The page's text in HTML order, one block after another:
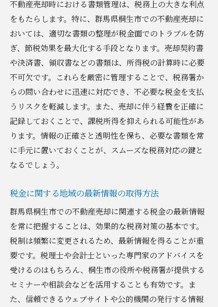
不動産売却時における書類管理は、税務上の大きな利点
をもたらします。特に、群馬県桐生市での不動産売却に
おいては、適切な書類の整理が税金面でのトラブルを防
ぎ、節税効果を最大化する手段となります。売却契約書
や決済書、領収書などの書類は、所得税の計算時に必要
不可欠です。これらを厳密に管理することで、税務署か
らの問い合わせに迅速に対応でき、不必要な税金を支払
うリスクを軽減します。また、売却に伴う経費を正確に
記録しておくことで、課税所得を抑えられる可能性があ
ります。情報の正確さと透明性を保ち、必要な書類を常
に手元に置いておくことが、スムーズな税務対応の鍵と
なるでしょう。
税金に関する地域の最新情報の取得方法
群馬県桐生市での不動産売却に関連する税金の最新情報
を常に把握することは、効果的な税務対策の基本です。
税制は頻繁に変更されるため、最新情報を得ることが重
要です。税理士や会計士といった専門家のアドバイスを
受けるのはもちろん、桐生市の役所や税務署が提供する
セミナーや相談会などを活用することも有効です。ま
た、信頼できるウェブサイトや公的機関の発行する情報